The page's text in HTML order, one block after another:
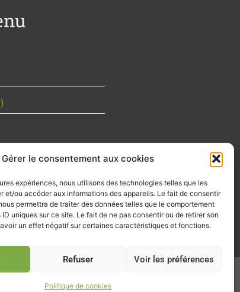
Gérer le consentement aux cookies
expériences, nous utilisons des technologies telles que les
et/ou accéder aux informations des appareils. Le fait de consentir
permettra de traiter des données telles que le comportement
uniques sur ce site. Le fait de ne pas consentir ou de retirer son
un effet négatif sur certaines caractéristiques et fonctions.
Refuser Voir les préférences
Politique de cookies
LA FILIÈRE
articles terrain de nos
de la filière, nos